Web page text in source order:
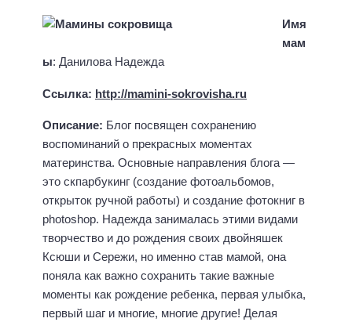
Имя
мам
ы: Данилова Надежда
Ссылка: http://mamini-sokrovisha.ru
Описание: Блог посвящен сохранению
воспоминаний о прекрасных моментах
материнства. Основные направления блога —
это скпарбукинг (создание фотоальбомов,
открыток ручной работы) и создание фотокниг в
photoshop. Надежда занималась этими видами
творчество и до рождения своих двойняшек
Ксюши и Сережи, но именно став мамой, она
поняла как важно сохранить такие важные
моменты как рождение ребенка, первая улыбка,
первый шаг и многие, многие другие! Делая